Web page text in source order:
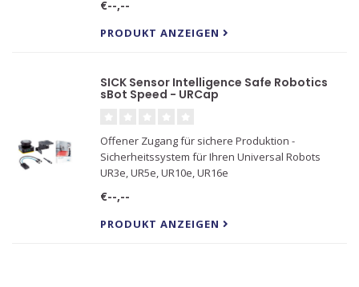
€--,--
PRODUKT ANZEIGEN
SICK Sensor Intelligence Safe Robotics
sBot Speed - URCap
Offener Zugang für sichere Produktion -
Sicherheitssystem für Ihren Universal Robots
UR3e, UR5e, UR10e, UR16e
€--,--
PRODUKT ANZEIGEN